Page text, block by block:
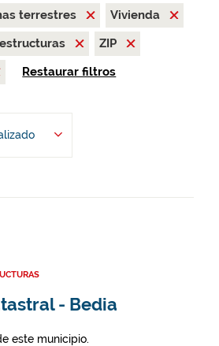
terrestres
Vivienda
ZIP
Restaurar filtros
- Bedia
este municipio.